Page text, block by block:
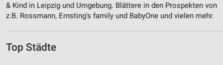
& Kind in Leipzig und Umgebung. Blättere in den Prospekten von
z.B. Rossmann, Ernsting's family und BabyOne und vielen mehr.
Top Städte